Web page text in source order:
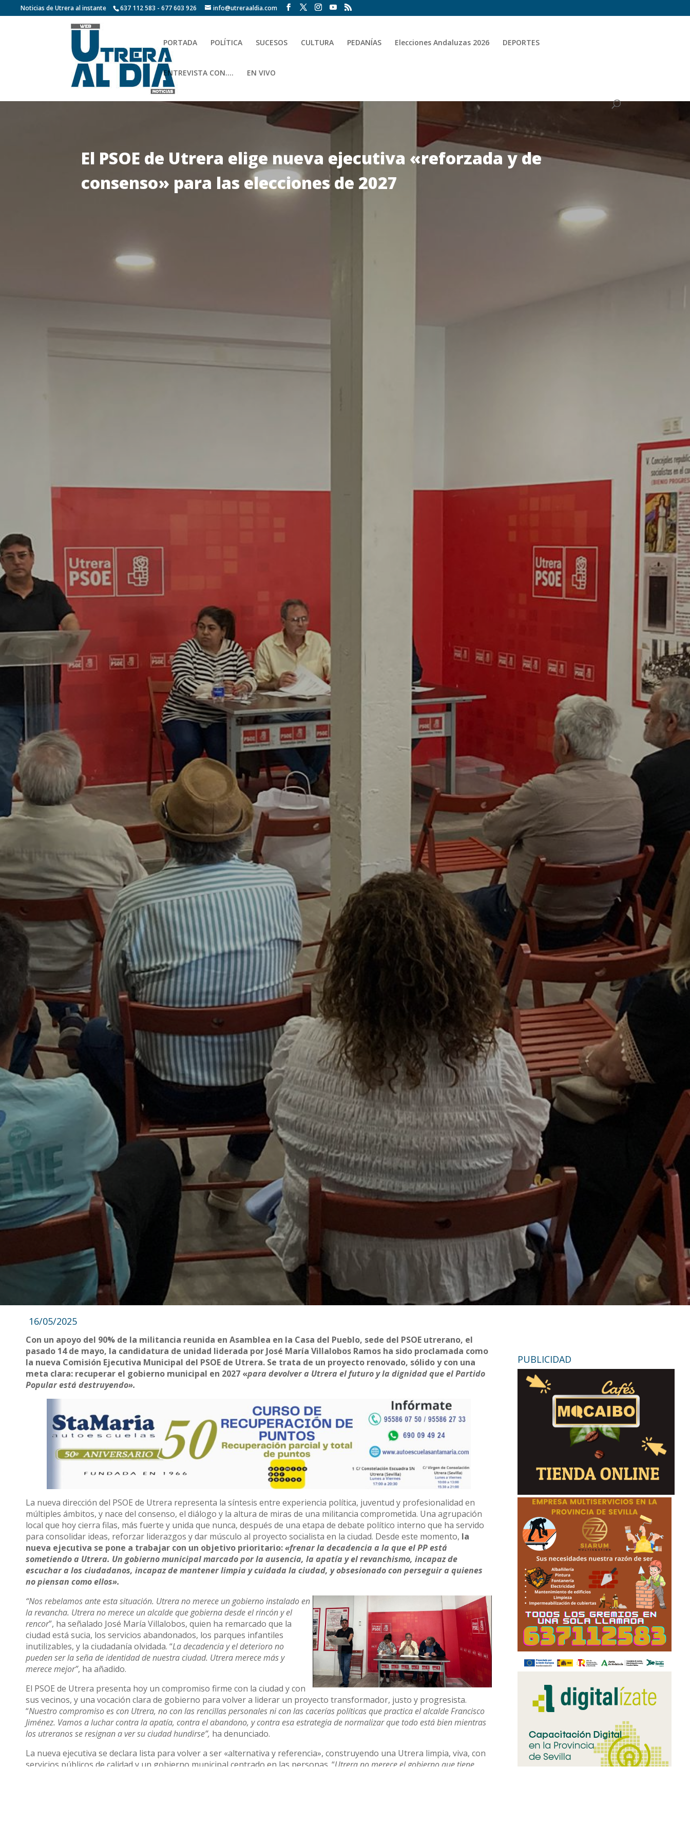
Noticias de Utrera al instante 637 112 583 - 677 603 926 info@utreraaldia.com
PORTADA POLÍTICA SUCESOS CULTURA PEDANÍAS Elecciones Andaluzas 2026 DEPORTES
ENTREVISTA CON…. EN VIVO
El PSOE de Utrera elige nueva ejecutiva «reforzada y de
consenso» para las elecciones de 2027
16/05/2025
Con un apoyo del 90% de la militancia reunida en Asamblea en la Casa del Pueblo, sede del PSOE utrerano, el
pasado 14 de mayo, la candidatura de unidad liderada por José María Villalobos Ramos ha sido proclamada como
la nueva Comisión Ejecutiva Municipal del PSOE de Utrera. Se trata de un proyecto renovado, sólido y con una
meta clara: recuperar el gobierno municipal en 2027 «para devolver a Utrera el futuro y la dignidad que el Partido
Popular está destruyendo».
La nueva dirección del PSOE de Utrera representa la síntesis entre experiencia política, juventud y profesionalidad en
múltiples ámbitos, y nace del consenso, el diálogo y la altura de miras de una militancia comprometida. Una agrupación
local que hoy cierra filas, más fuerte y unida que nunca, después de una etapa de debate político interno que ha servido
para consolidar ideas, reforzar liderazgos y dar músculo al proyecto socialista en la ciudad. Desde este momento, la
nueva ejecutiva se pone a trabajar con un objetivo prioritario:«frenar la decadencia a la que el PP está
sometiendo a Utrera. Un gobierno municipal marcado por la ausencia, la apatía y el revanchismo, incapaz de
escuchar a los ciudadanos, incapaz de mantener limpia y cuidada la ciudad, y obsesionado con perseguir a quienes
no piensan como ellos».
“Nos rebelamos ante esta situación. Utrera no merece un gobierno instalado en
la revancha. Utrera no merece un alcalde que gobierna desde el rincón y el
rencor”, ha señalado José María Villalobos, quien ha remarcado que la
ciudad está sucia, los servicios abandonados, los parques infantiles
inutilizables, y la ciudadanía olvidada. “La decadencia y el deterioro no
pueden ser la seña de identidad de nuestra ciudad. Utrera merece más y
merece mejor”, ha añadido.
El PSOE de Utrera presenta hoy un compromiso firme con la ciudad y con
sus vecinos, y una vocación clara de gobierno para volver a liderar un proyecto transformador, justo y progresista.
“Nuestro compromiso es con Utrera, no con las rencillas personales ni con las cacerías políticas que practica el alcalde Francisco
Jiménez. Vamos a luchar contra la apatía, contra el abandono, y contra esa estrategia de normalizar que todo está bien mientras
los utreranos se resignan a ver su ciudad hundirse”, ha denunciado.
La nueva ejecutiva se declara lista para volver a ser «alternativa y referencia», construyendo una Utrera limpia, viva, con
servicios públicos de calidad y un gobierno municipal centrado en las personas. “Utrera no merece el gobierno que tiene.
PUBLICIDAD